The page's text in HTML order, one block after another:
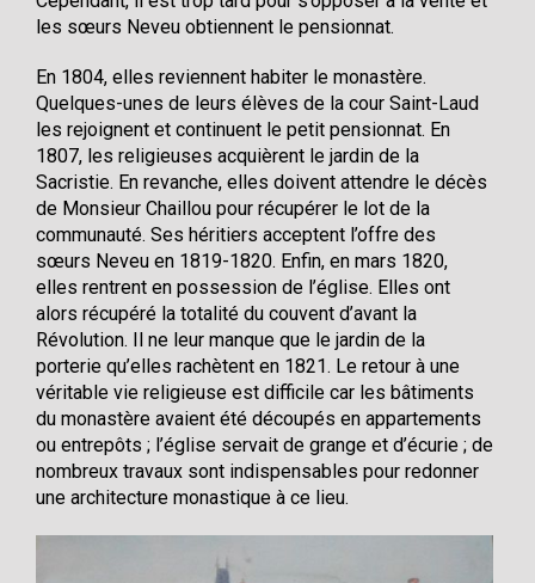
les sœurs Neveu obtiennent le pensionnat.
En 1804, elles reviennent habiter le monastère.
Quelques-unes de leurs élèves de la cour Saint-Laud
les rejoignent et continuent le petit pensionnat. En
1807, les religieuses acquièrent le jardin de la
Sacristie. En revanche, elles doivent attendre le décès
de Monsieur Chaillou pour récupérer le lot de la
communauté. Ses héritiers acceptent l’offre des
sœurs Neveu en 1819-1820. Enfin, en mars 1820,
elles rentrent en possession de l’église. Elles ont
alors récupéré la totalité du couvent d’avant la
Révolution. Il ne leur manque que le jardin de la
porterie qu’elles rachètent en 1821. Le retour à une
véritable vie religieuse est difficile car les bâtiments
du monastère avaient été découpés en appartements
ou entrepôts ; l’église servait de grange et d’écurie ; de
nombreux travaux sont indispensables pour redonner
une architecture monastique à ce lieu.